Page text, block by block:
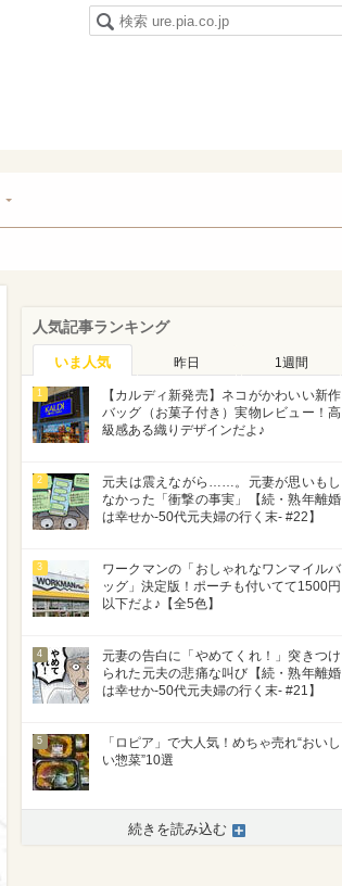
人気記事ランキング
いま人気 昨日 1週間
1
【カルディ新発売】ネコがかわいい新作
バッグ（お菓子付き）実物レビュー！高
級感ある織りデザインだよ♪
2
元夫は震えながら……。元妻が思いもし
なかった「衝撃の事実」【続・熟年離婚
は幸せか-50代元夫婦の行く末- #22】
3
ワークマンの「おしゃれなワンマイルバ
ッグ」決定版！ポーチも付いてて1500円
以下だよ♪【全5色】
4
元妻の告白に「やめてくれ！」突きつけ
られた元夫の悲痛な叫び【続・熟年離婚
は幸せか-50代元夫婦の行く末- #21】
5
「ロピア」で大人気！めちゃ売れ“おいし
い惣菜”10選
続きを読み込む